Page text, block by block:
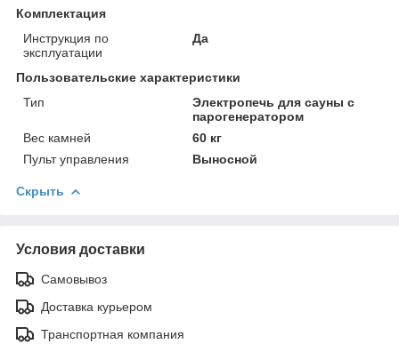
Комплектация
Инструкция по
эксплуатации
Да
Пользовательские характеристики
Тип
Электропечь для сауны с
парогенератором
Вес камней
60 кг
Пульт управления
Выносной
Скрыть
Условия доставки
Самовывоз
Доставка курьером
Транспортная компания